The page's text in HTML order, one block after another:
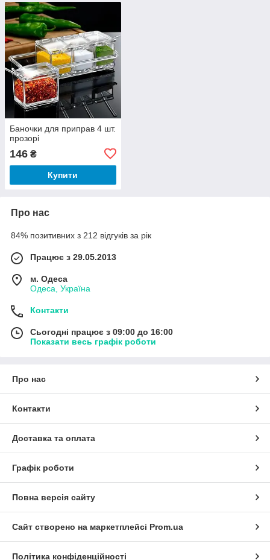
Баночки для приправ 4 шт.
прозорі
146 ₴
Купити
Про нас
84% позитивних з 212 відгуків за рік
Працює з 29.05.2013
м. Одеса
Одеса, Україна
Контакти
Сьогодні працює з 09:00 до 16:00
Показати весь графік роботи
Про нас
Контакти
Доставка та оплата
Графік роботи
Повна версія сайту
Сайт створено на маркетплейсі Prom.ua
Політика конфіденційності